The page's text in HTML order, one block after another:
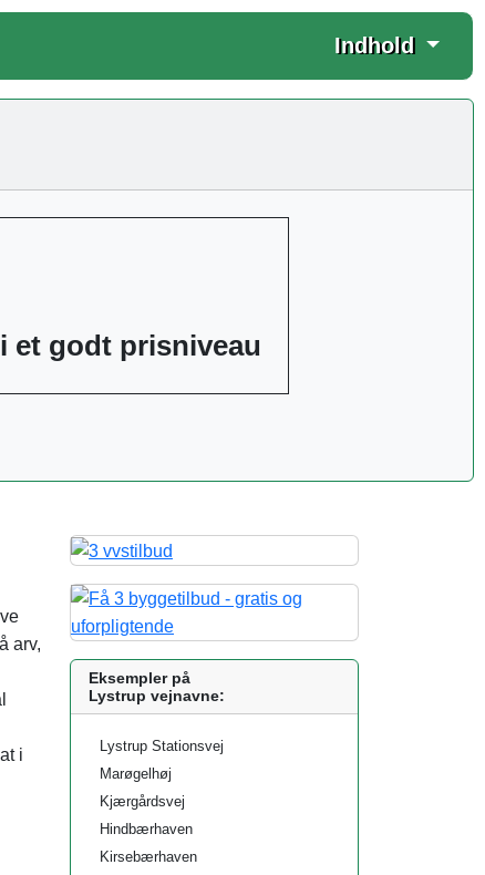
Indhold
et godt prisniveau
arv,
i
Eksempler på
Lystrup vejnavne:
Lystrup Stationsvej
Marøgelhøj
Kjærgårdsvej
Hindbærhaven
Kirsebærhaven